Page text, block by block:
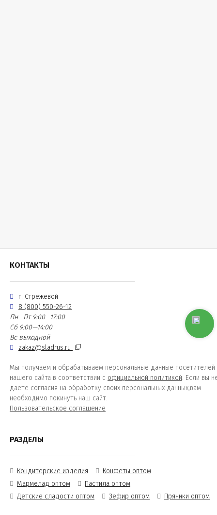
КОНТАКТЫ
г. Стрежевой
8 (800) 550-26-12
Пн—Пт 9:00—17:00
Сб 9:00—14:00
Вс выходной
zakaz@sladrus.ru
Мы получаем и обрабатываем персональные данные посетителей
нашего сайта в соответствии с официальной политикой. Если вы
даете согласия на обработку своих персональных данных,вам
необходимо покинуть наш сайт.
Пользовательское соглашение
РАЗДЕЛЫ
Кондитерские изделия
Конфеты оптом
Мармелад оптом
Пастила оптом
Детские сладости оптом
Зефир оптом Пряники оптом